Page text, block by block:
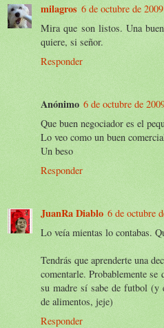
milagros 6 de octubre de
Mira que son listos. Una
quiere, si señor.
Responder
Anónimo 6 de octubre de
Que buen negociador es el
Lo veo como un buen
Un beso
Responder
JuanRa Diablo 6 de octubre
Lo veía mientas lo contabas.
Tendrás que aprenderte una
comentarle. Probablemente se
su madre sí sabe de futbol (y
de alimentos, jeje)
Responder